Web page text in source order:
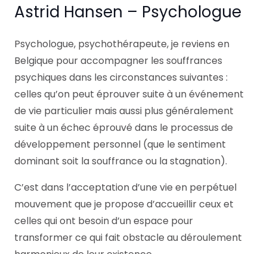
Astrid Hansen – Psychologue
Psychologue, psychothérapeute, je reviens en
Belgique pour accompagner les souffrances
psychiques dans les circonstances suivantes :
celles qu’on peut éprouver suite à un événement
de vie particulier mais aussi plus généralement
suite à un échec éprouvé dans le processus de
développement personnel (que le sentiment
dominant soit la souffrance ou la stagnation).
C’est dans l’acceptation d’une vie en perpétuel
mouvement que je propose d’accueillir ceux et
celles qui ont besoin d’un espace pour
transformer ce qui fait obstacle au déroulement